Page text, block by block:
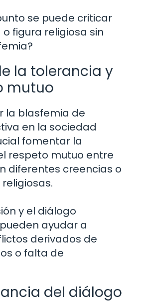
se puede criticar
figura religiosa sin
la tolerancia y
mutuo
la blasfemia de
en la sociedad
fomentar la
respeto mutuo entre
diferentes creencias o
y el diálogo
ayudar a
derivados de
o falta de
del diálogo